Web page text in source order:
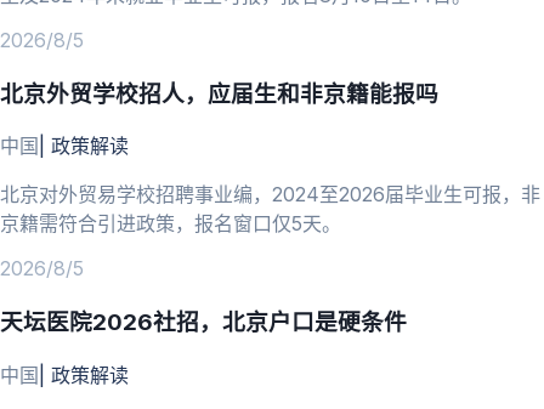
2026/8/5
北京外贸学校招人，应届生和非京籍能报吗
中国 政策解读
北京对外贸易学校招聘事业编，2024至2026届毕业生可报，非
京籍需符合引进政策，报名窗口仅5天。
2026/8/5
天坛医院2026社招，北京户口是硬条件
中国 政策解读